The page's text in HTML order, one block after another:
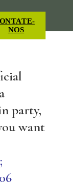
NOS
party,
want